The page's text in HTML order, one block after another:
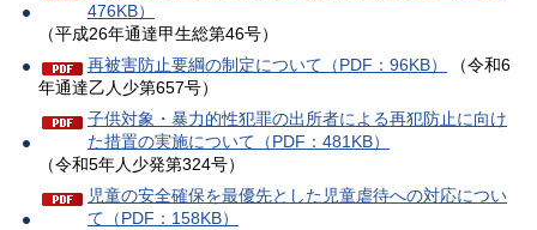
476KB）
（平成26年通達甲生総第46号）
再被害防止要綱の制定について（PDF：96KB）
（令和6
年通達乙人少第657号）
子供対象・暴力的性犯罪の出所者による再犯防止に向け
た措置の実施について（PDF：481KB）
（令和5年人少発第324号）
児童の安全確保を最優先とした児童虐待への対応につい
て（PDF：158KB）